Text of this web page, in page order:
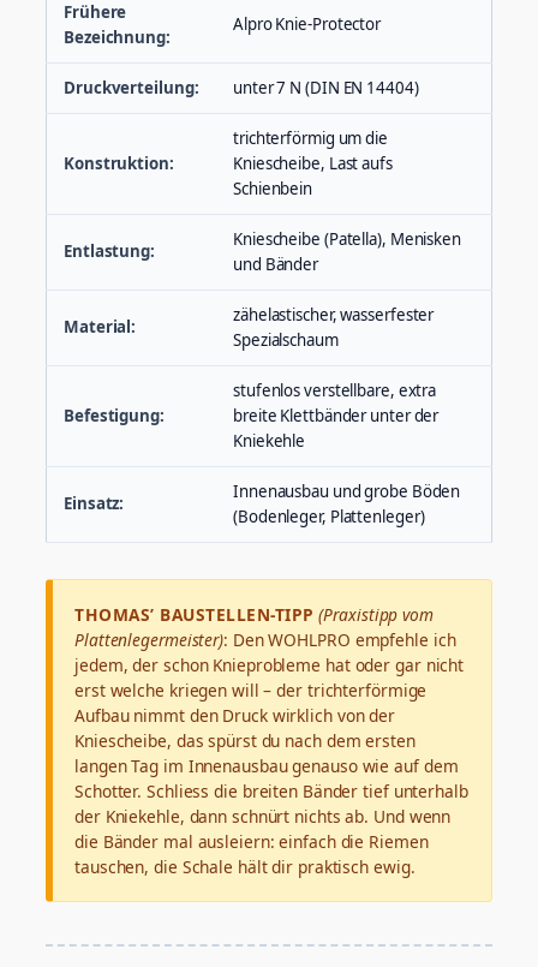
Frühere
Bezeichnung:
Alpro Knie-Protector
Druckverteilung: unter 7 N (DIN EN 14404)
Konstruktion:
trichterförmig um die
Kniescheibe, Last aufs
Schienbein
Entlastung:
Kniescheibe (Patella), Menisken
und Bänder
Material:
zähelastischer, wasserfester
Spezialschaum
Befestigung:
stufenlos verstellbare, extra
breite Klettbänder unter der
Kniekehle
Einsatz:
Innenausbau und grobe Böden
(Bodenleger, Plattenleger)
THOMAS’ BAUSTELLEN-TIPP (Praxistipp vom
Plattenlegermeister): Den WOHLPRO empfehle ich
jedem, der schon Knieprobleme hat oder gar nicht
erst welche kriegen will – der trichterförmige
Aufbau nimmt den Druck wirklich von der
Kniescheibe, das spürst du nach dem ersten
langen Tag im Innenausbau genauso wie auf dem
Schotter. Schliess die breiten Bänder tief unterhalb
der Kniekehle, dann schnürt nichts ab. Und wenn
die Bänder mal ausleiern: einfach die Riemen
tauschen, die Schale hält dir praktisch ewig.